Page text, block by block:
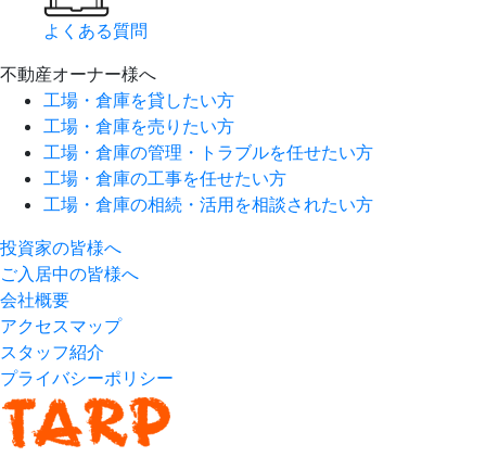
よくある質問
不動産オーナー様へ
工場・倉庫を貸したい方
工場・倉庫を売りたい方
工場・倉庫の管理・トラブルを任せたい方
工場・倉庫の工事を任せたい方
工場・倉庫の相続・活用を相談されたい方
投資家の皆様へ
ご入居中の皆様へ
会社概要
アクセスマップ
スタッフ紹介
プライバシーポリシー